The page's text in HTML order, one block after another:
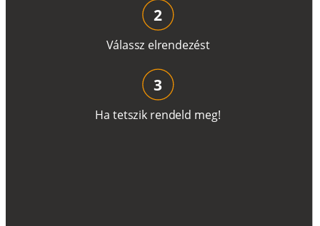
Válassz elrendezést
2
Ha tetszik rendeld meg!
3